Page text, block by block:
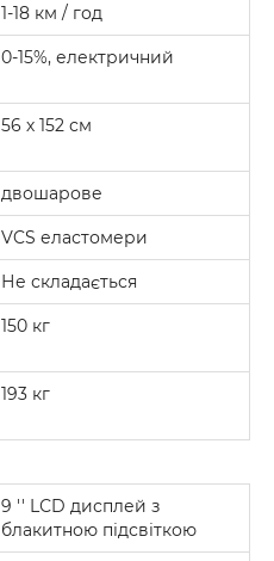
1-18 км / год
0-15%, електричний
56 х 152 см
двошарове
VCS еластомери
Не складається
150 кг
193 кг
9 '' LСD дисплей з
блакитною підсвіткою